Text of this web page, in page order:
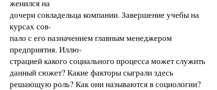
женился на
дочери совладельца компании. Завершение учебы на
курсах сов-
пало с его назначением главным менеджером
предприятия. Иллю-
страцией какого социального процесса может служить
данный сюжет? Какие факторы сыграли здесь
решающую роль? Как они называются в социологии?